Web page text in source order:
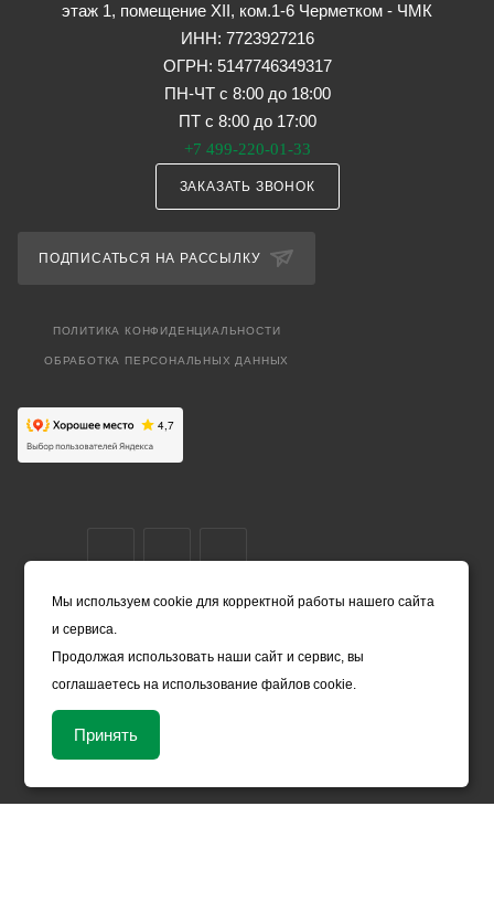
этаж 1, помещение XII, ком.1-6 Черметком - ЧМК
ИНН: 7723927216
ОГРН: 5147746349317
ПН-ЧТ с 8:00 до 18:00
ПТ с 8:00 до 17:00
+7 499-220-01-33
ЗАКАЗАТЬ ЗВОНОК
ПОДПИСАТЬСЯ НА РАССЫЛКУ
ПОЛИТИКА КОНФИДЕНЦИАЛЬНОСТИ
ОБРАБОТКА ПЕРСОНАЛЬНЫХ ДАННЫХ
Мы используем cookie для корректной работы нашего сайта
и сервиса.
Продолжая использовать наши сайт и сервис, вы
соглашаетесь на использование файлов cookie.
Принять